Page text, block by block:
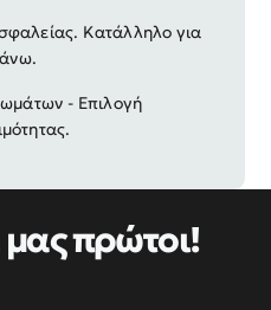
Κατάλληλο για
άνω.
- Επιλογή
πρώτοι!